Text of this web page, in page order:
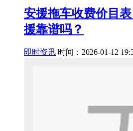
安援拖车收费价目
援靠谱吗？
即时资讯 时间：2026-01-12